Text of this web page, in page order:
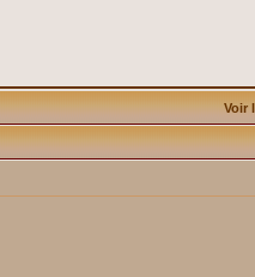
Voir